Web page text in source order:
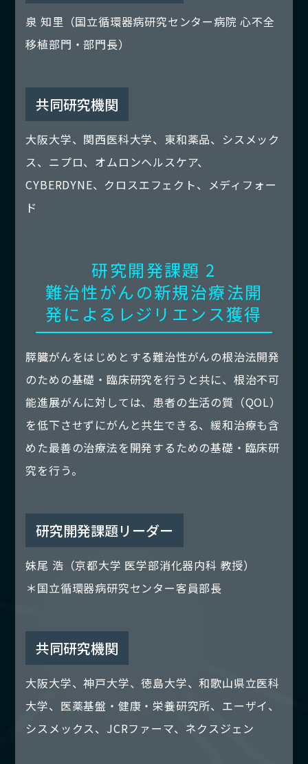
泉 知里（国立循環器病研究センター病院 心不全
移植部門・部門長）
共同研究機関
大阪大学、関西医科大学、東和薬品、シスメック
ス、ニプロ、オムロンヘルスケア、
CYBERDYNE、クロスエフェクト、メディフォー
ド
研究開発課題 2
難治性がんの新規治療法開
発によるレジリエンス獲得
膵臓がんをはじめとする難治性がんの根治法開発
のための基礎・臨床研究を行うと共に、根治不可
能進展がんに対しては、患者の生活の質（QOL）
を低下させずにがんと共生できる、緩和治療も含
めた最善の治療法を開発するための基礎・臨床研
究を行う。
研究開発課題リーダー
妹尾 浩（京都大学 医学部消化器内科 教授）
＊国立循環器病研究センター客員部長
共同研究機関
大阪大学、神戸大学、徳島大学、和歌山県立医科
大学、医薬基盤・健康・栄養研究所、エーザイ、
シスメックス、JCRファーマ、ネクスジェン